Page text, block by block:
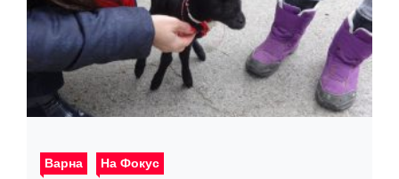
Варна На Фокус